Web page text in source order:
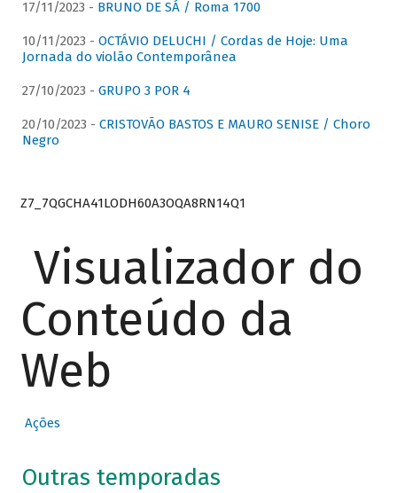
17/11/2023 - BRUNO DE SÁ / Roma 1700
10/11/2023 - OCTÁVIO DELUCHI / Cordas de Hoje: Uma
Jornada do violão Contemporânea
27/10/2023 - GRUPO 3 POR 4
20/10/2023 - CRISTOVÃO BASTOS E MAURO SENISE / Choro
Negro
Z7_7QGCHA41LODH60A3OQA8RN14Q1
Visualizador do
Conteúdo da
Web
Ações
Outras temporadas